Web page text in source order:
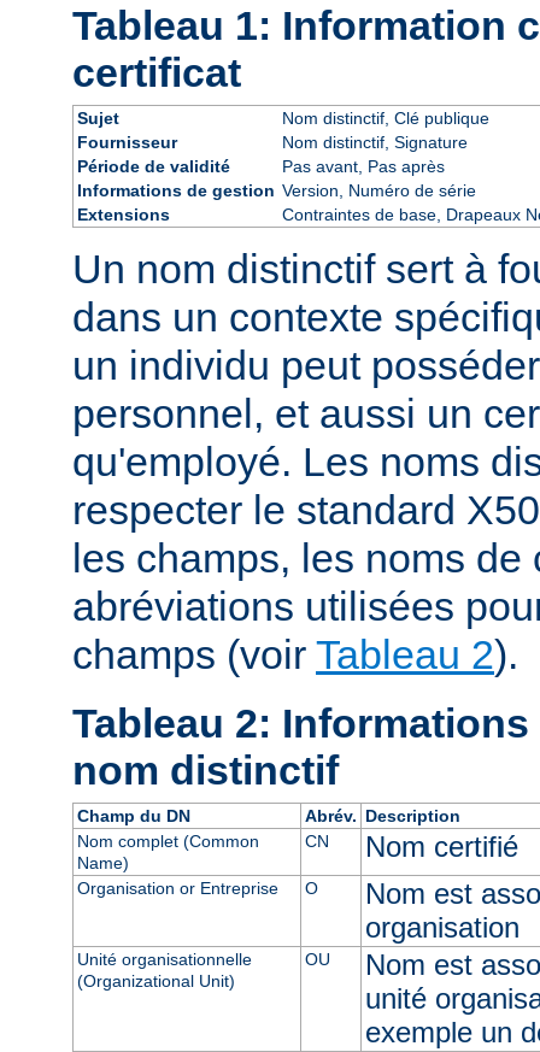
Tableau 1: Information
certificat
Sujet
Nom distinctif, Clé publique
Fournisseur
Nom distinctif, Signature
Période de validité
Pas avant, Pas après
Informations de gestion Version, Numéro de série
Extensions
Contraintes de base, Drapeaux
Un nom distinctif sert à
dans un contexte
un individu peut
personnel, et aussi un
qu'employé. Les noms
respecter le standard
les champs, les noms de
abréviations utilisées
champs (voir Tableau 2).
Tableau 2:
nom distinctif
Champ du DN Abrév. Description
Nom complet (Common
Name)
CN Nom certifié
Organisation or Entreprise O
Nom est
organisation
Unité organisationnelle
(Organizational Unit)
OU
Nom est
unité
exemple un